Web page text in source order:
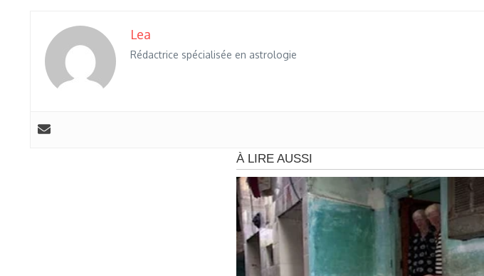
Lea
Rédactrice spécialisée en astrologie